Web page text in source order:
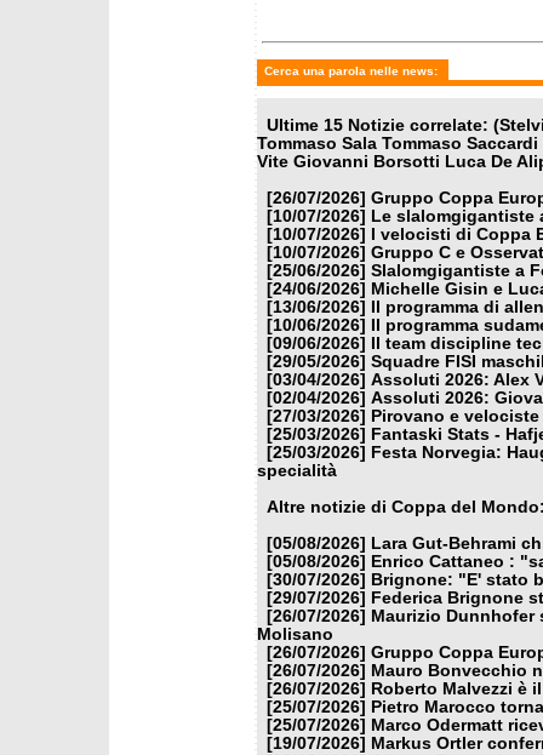
Cerca una parola nelle news:
Ultime 15 Notizie correlate:
Tommaso Sala Tommaso
Vite Giovanni Borsotti Luca De
[26/07/2026] Gruppo Coppa
[10/07/2026]
Le
[10/07/2026]
I velocisti di Coppa
[10/07/2026] Gruppo C e
[25/06/2026] Slalomgigantiste a
[24/06/2026] Michelle Gisin e
[13/06/2026]
Il programma di
[10/06/2026]
Il programma
[09/06/2026]
Il team discipline
[29/05/2026] Squadre FISI
[03/04/2026] Assoluti 2026: Alex
[02/04/2026] Assoluti 2026:
[27/03/2026]
Pirovano e
[25/03/2026]
Fantaski Stats -
[25/03/2026]
Festa Norvegia:
specialità
Altre notizie di Coppa del
[05/08/2026]
Lara Gut-Behrami
[05/08/2026]
Enrico Cattaneo :
[30/07/2026]
Brignone: "E' stato
[29/07/2026]
Federica Brignone
[26/07/2026] Maurizio Dunnhofer
Molisano
[26/07/2026] Gruppo Coppa
[26/07/2026] Mauro Bonvecchio
[26/07/2026]
Roberto Malvezzi è
[25/07/2026]
Pietro Marocco
[25/07/2026] Marco Odermatt
[19/07/2026] Markus Ortler